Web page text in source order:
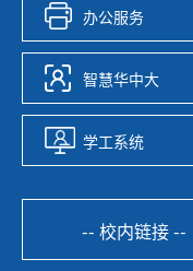
办公服务
智慧华中大
学工系统
-- 校内链接 --